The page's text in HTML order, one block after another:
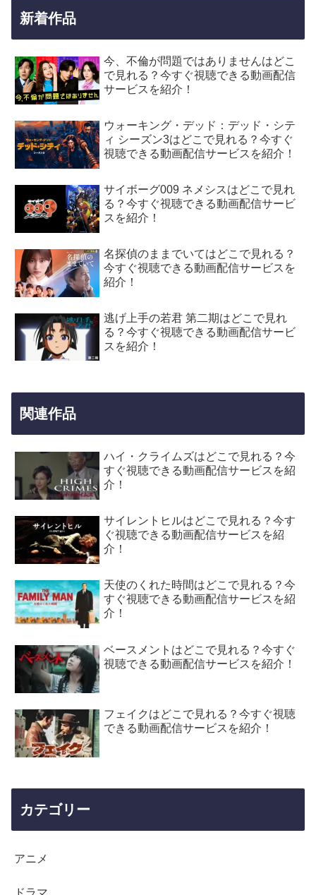
新着作品
今、不倫が問題ではありませんはどこ
で見れる？今すぐ視聴できる動画配信
サービスを紹介！
ウォーキング・デッド：デッド・シテ
ィ シーズン3はどこで見れる？今すぐ
視聴できる動画配信サービスを紹介！
サイボーグ009 ネメシスはどこで見れ
る？今すぐ視聴できる動画配信サービ
スを紹介！
名探偵のままでいてはどこで見れる？
今すぐ視聴できる動画配信サービスを
紹介！
逃げ上手の若君 第二期はどこで見れ
る？今すぐ視聴できる動画配信サービ
スを紹介！
関連作品
ハイ・クライムズはどこで見れる？今
すぐ視聴できる動画配信サービスを紹
介！
サイレントヒルはどこで見れる？今す
ぐ視聴できる動画配信サービスを紹
介！
天使のくれた時間はどこで見れる？今
すぐ視聴できる動画配信サービスを紹
介！
ベースメントはどこで見れる？今すぐ
視聴できる動画配信サービスを紹介！
フェイクはどこで見れる？今すぐ視聴
できる動画配信サービスを紹介！
カテゴリー
アニメ